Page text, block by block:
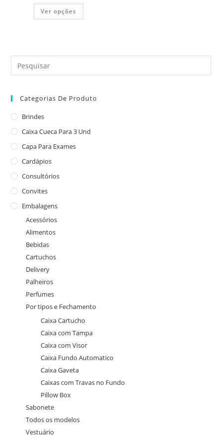
Ver opções
Categorias De Produto
Brindes
Caixa Cueca Para 3 Und
Capa Para Exames
Cardápios
Consultórios
Convites
Embalagens
Acessórios
Alimentos
Bebidas
Cartuchos
Delivery
Palheiros
Perfumes
Por tipos e Fechamento
Caixa Cartucho
Caixa com Tampa
Caixa com Visor
Caixa Fundo Automatico
Caixa Gaveta
Caixas com Travas no Fundo
Pillow Box
Sabonete
Todos os modelos
Vestuário